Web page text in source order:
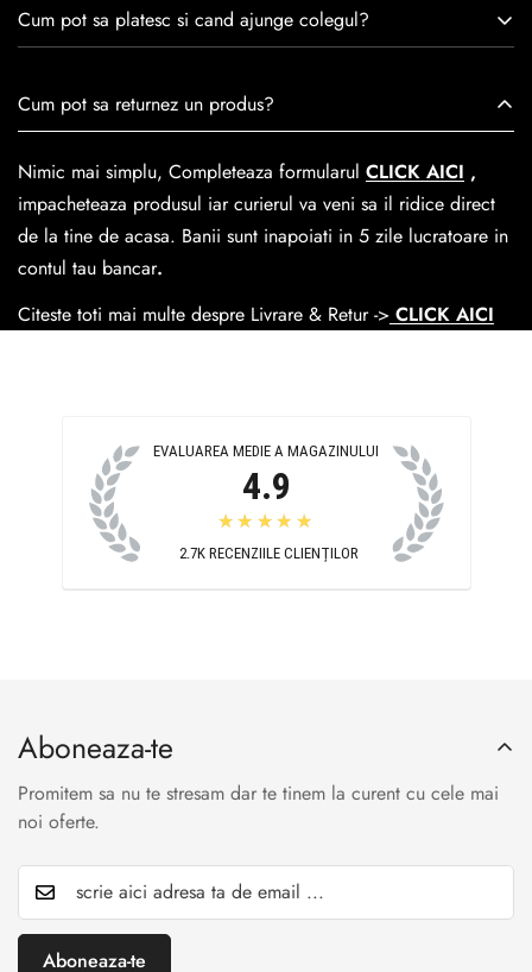
satisfacția clienților.Fiecare pereche de încălțăminte Caspian
este creată cu mândrie de meșteri pricepuți, care aduc la
trecerea timpului.
Cum pot sa platesc si cand ajunge colegul?
medie livrarea dureaza 1-2 zilelucratoare prin
Easybox-ul Emag.
Cosul de livrareeste 15 lei pentru o comanda mai mica de
390 lei si Gratuit pentru o comanda de peste 390 lei.
Cum pot sa returnez un produs?
Nimic mai simplu, Completeaza formularul CLICK AICI ,
impacheteaza produsul iar curierul va veni sa il ridice direct
de la tine de acasa. Banii sunt inapoiati in 5 zile lucratoare in
contul tau bancar.
Citeste toti mai multe despre Livrare & Retur -> CLICK AICI
EVALUAREA MEDIE A MAGAZINULUI
4.9
★★★★★
2.7K RECENZIILE CLIENȚILOR
Aboneaza-te
Promitem sa nu te stresam dar te tinem la curent cu cele mai
noi oferte.
Aboneaza-te